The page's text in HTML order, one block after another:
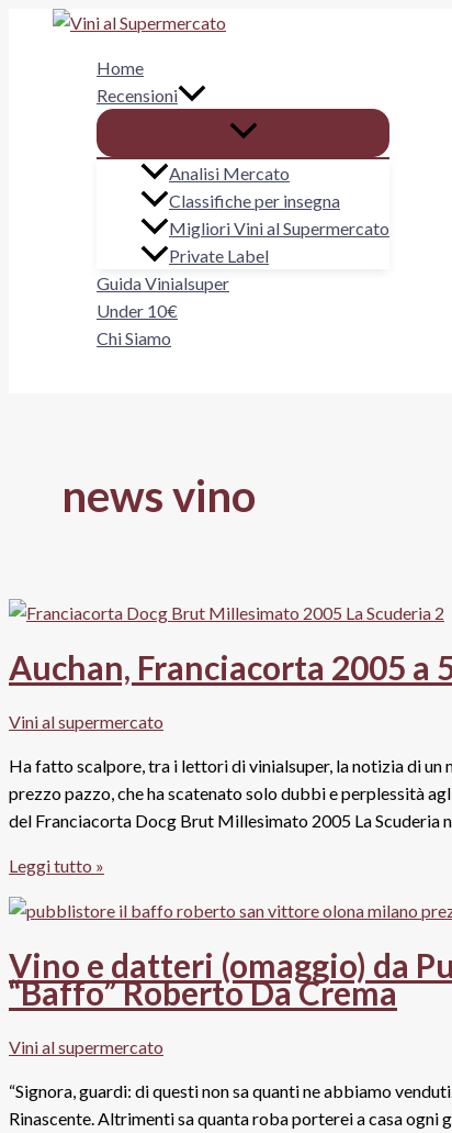
Home
Recensioni
Analisi Mercato
Classifiche per insegna
Migliori Vini al Supermercato
Private Label
Guida Vinialsuper
Under 10€
Chi Siamo
news vino
Auchan, Franciacorta 2005 a
Vini al supermercato
Ha fatto scalpore, tra i lettori di vinialsuper, la notizia di un
prezzo pazzo, che ha scatenato solo dubbi e perplessità
del Franciacorta Docg Brut Millesimato 2005 La Scuderia
Auchan,
Franciacorta
2005
5
euro:
la
verità
Leggi tutto »
Vino e datteri (omaggio) da
“Baffo” Roberto Da Crema
Vini al supermercato
“Signora, guardi: di questi non sa quanti ne abbiamo
Rinascente. Altrimenti sa quanta roba porterei a casa ogni